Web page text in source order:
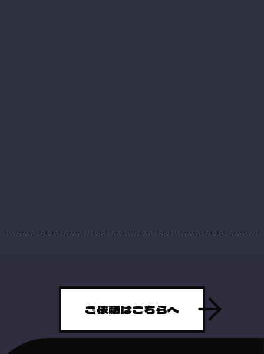
ご依頼はこちらへ